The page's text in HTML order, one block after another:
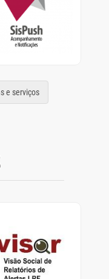
e
Notificações de
processos e
comunicados
e serviços
Visão Social de
de Alertas
LRF.